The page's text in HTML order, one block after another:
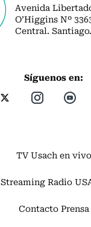
Avenida
O’Higgins Nº
Central.
Síguenos en:
TV Usach en vivo
Streaming Radio
Contacto Prensa